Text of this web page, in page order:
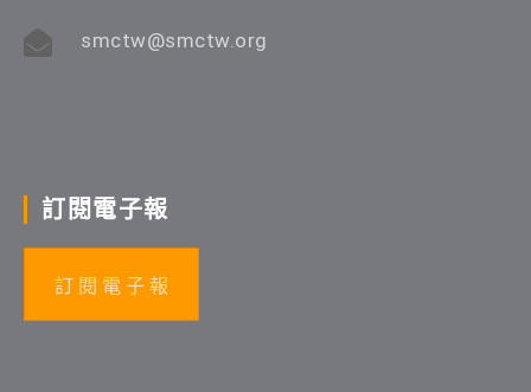
smctw@smctw.org
訂閱電子報
訂 閱 電 子 報